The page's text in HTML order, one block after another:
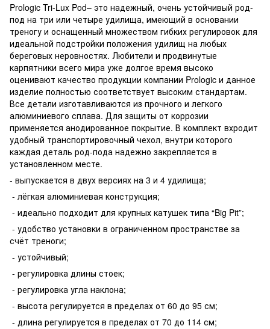
Prologic Tri-Lux Pod– это надежный, очень устойчивый род-
под на три или четыре удилища, имеющий в основании
треногу и оснащенный множеством гибких регулировок для
идеальной подстройки положения удилищ на любых
береговых неровностях. Любители и продвинутые
карпятники всего мира уже долгое время высоко
оценивают качество продукции компании Prologic и данное
изделие полностью соответствует высоким стандартам.
Все детали изготавливаются из прочного и легкого
алюминиевого сплава. Для защиты от коррозии
применяется анодированное покрытие. В комплект вхродит
удобный транспортировочный чехол, внутри которого
каждая деталь род-пода надежно закрепляется в
установленном месте.
- выпускается в двух версиях на 3 и 4 удилища;
- лёгкая алюминиевая конструкция;
- идеально подходит для крупных катушек типа “Big Pit”;
- удобство установки в ограниченном пространстве за
счёт треноги;
- устойчивый;
- регулировка длины стоек;
- регулировка угла наклона;
- высота регулируется в пределах от 60 до 95 см;
- длина регулируется в пределах от 70 до 114 см;